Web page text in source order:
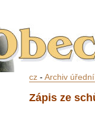
cz- Archiv
Zápis ze